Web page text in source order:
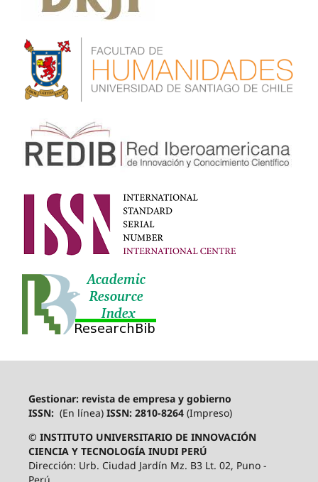
Gestionar: revista de empresa y gobierno
ISSN: (En línea) ISSN: 2810-8264 (Impreso)
© INSTITUTO UNIVERSITARIO DE INNOVACIÓN
CIENCIA Y TECNOLOGÍA INUDI PERÚ
Dirección: Urb. Ciudad Jardín Mz. B3 Lt. 02, Puno -